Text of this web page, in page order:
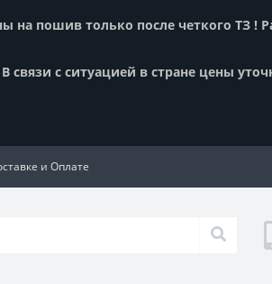
пошив только после четкого ТЗ !
В связи с ситуацией в стране цены
и Оплате